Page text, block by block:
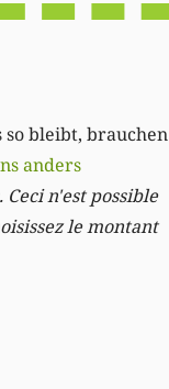
bleibt, brauchen
anders
n'est possible
le montant